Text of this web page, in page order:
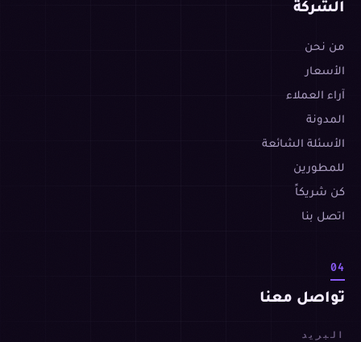
الشركة
من نحن
الأسعار
آراء العملاء
المدونة
الأسئلة الشائعة
للمطورين
كن شريكاً
اتصل بنا
04
تواصل معنا
البريد